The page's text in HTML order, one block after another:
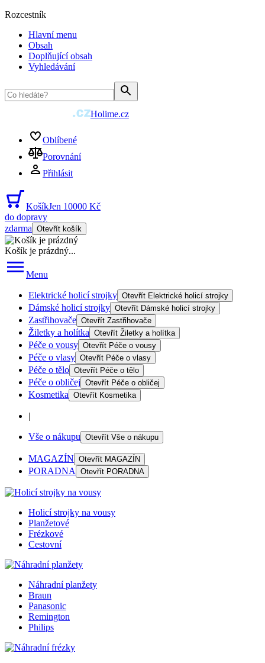
Rozcestník
Hlavní menu
Obsah
Doplňující obsah
Vyhledávání
Holime.cz
Oblíbené
Porovnání
Přihlásit
KošíkJen 10000 Kč
do dopravy
zdarma Otevřít košík
Košík je prázdný...
Menu
Elektrické holicí strojky Otevřít Elektrické holicí strojky
Dámské holicí strojky Otevřít Dámské holicí strojky
Zastřihovače Otevřít Zastřihovače
Žiletky a holítka Otevřít Žiletky a holítka
Péče o vousy Otevřít Péče o vousy
Péče o vlasy Otevřít Péče o vlasy
Péče o tělo Otevřít Péče o tělo
Péče o obličej Otevřít Péče o obličej
Kosmetika Otevřít Kosmetika
|
Vše o nákupu Otevřít Vše o nákupu
MAGAZÍN Otevřít MAGAZÍN
PORADNA Otevřít PORADNA
Holicí strojky na vousy
Planžetové
Frézkové
Cestovní
Náhradní planžety
Braun
Panasonic
Remington
Philips